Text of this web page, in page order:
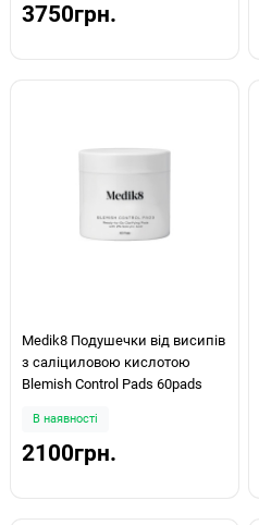
3750грн.
Medik8 Подушечки від висипів
з саліциловою кислотою
Blemish Control Pads 60pads
В наявності
2100грн.